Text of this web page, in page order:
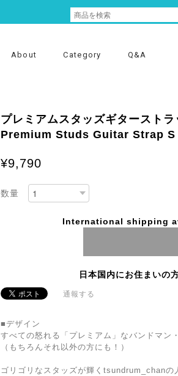
About Category Q&A
プレミアムスタッズギタースト
Premium Studs Guitar Strap
¥9,790
数量
International shipping
日本国内にお住まいの
通報する
■デザイン
すべての怒れる「プレミアム」なバンドマン
（もちろんそれ以外の方にも！）
ゴリゴリなスタッズが輝くtsundrum_chanの